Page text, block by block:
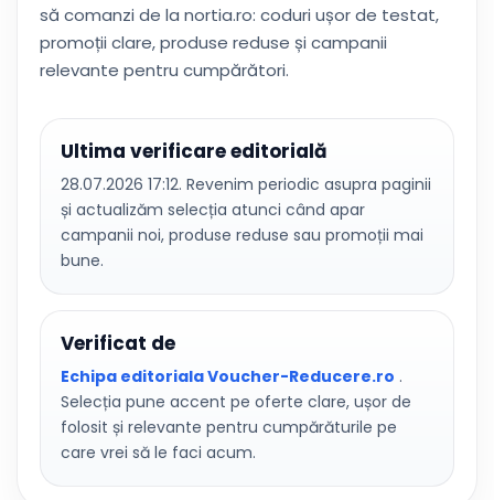
să comanzi de la nortia.ro: coduri ușor de testat,
promoții clare, produse reduse și campanii
relevante pentru cumpărători.
Ultima verificare editorială
28.07.2026 17:12. Revenim periodic asupra paginii
și actualizăm selecția atunci când apar
campanii noi, produse reduse sau promoții mai
bune.
Verificat de
Echipa editoriala Voucher-Reducere.ro .
Selecția pune accent pe oferte clare, ușor de
folosit și relevante pentru cumpărăturile pe
care vrei să le faci acum.